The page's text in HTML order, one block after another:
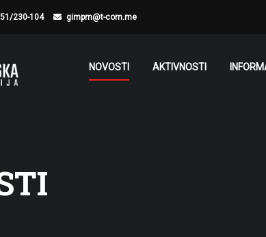
230-104 gimpm@t-com.me
NOVOSTI AKTIVNOSTI